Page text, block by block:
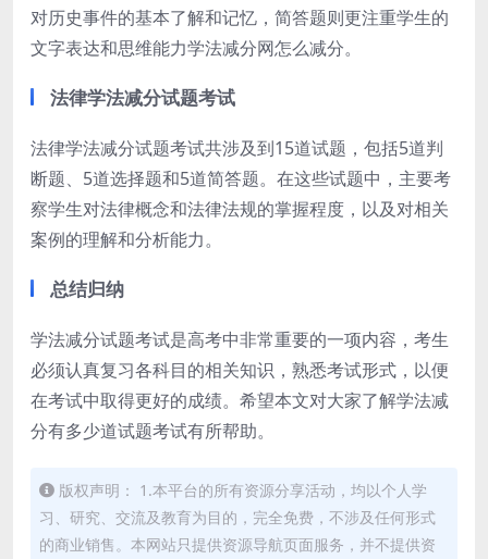
对历史事件的基本了解和记忆，简答题则更注重学生的
文字表达和思维能力学法减分网怎么减分。
法律学法减分试题考试
法律学法减分试题考试共涉及到15道试题，包括5道判
断题、5道选择题和5道简答题。在这些试题中，主要考
察学生对法律概念和法律法规的掌握程度，以及对相关
案例的理解和分析能力。
总结归纳
学法减分试题考试是高考中非常重要的一项内容，考生
必须认真复习各科目的相关知识，熟悉考试形式，以便
在考试中取得更好的成绩。希望本文对大家了解学法减
分有多少道试题考试有所帮助。
版权声明： 1.本平台的所有资源分享活动，均以个人学
习、研究、交流及教育为目的，完全免费，不涉及任何形式
的商业销售。本网站只提供资源导航页面服务，并不提供资